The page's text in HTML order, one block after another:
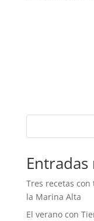
Tres recetas
la Marina Alta
El verano con